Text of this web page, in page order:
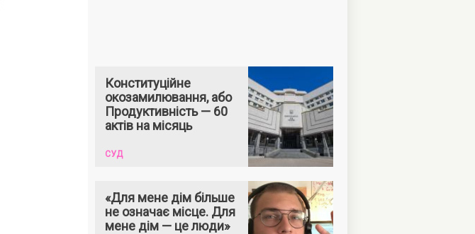
Конституційне
окозамилювання, або
Продуктивність — 60
актів на місяць
СУД
«Для мене дім більше
не означає місце. Для
мене дім — це люди»